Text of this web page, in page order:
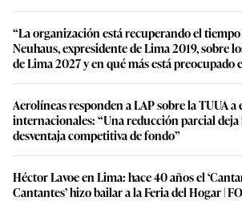
“La organización está recuperando el
Neuhaus, expresidente de Lima 2019, sobre
de Lima 2027 y en qué más está preocupado
Aerolíneas responden a LAP sobre la TUUA a
internacionales: “Una reducción parcial
desventaja competitiva de fondo”
Héctor Lavoe en Lima: hace 40 años el
Cantantes’ hizo bailar a la Feria del Hogar |